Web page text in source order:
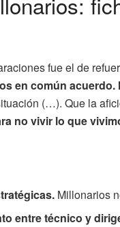
fue el de
en común
(…). Que la
no vivir lo que
Millonarios
entre técnico y